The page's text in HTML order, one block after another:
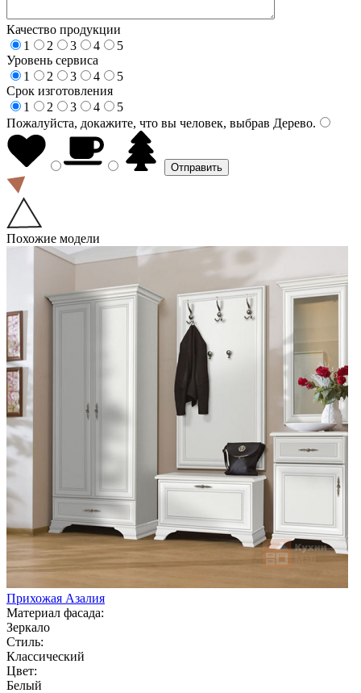
Качество продукции
1
2 3 4
5
Уровень сервиса
1
2 3 4
5
Срок изготовления
1
2 3 4
5
Пожалуйста, докажите, что вы человек, выбрав Дерево.
Похожие модели
Прихожая Азалия
Материал фасада:
Зеркало
Стиль:
Классический
Цвет:
Белый